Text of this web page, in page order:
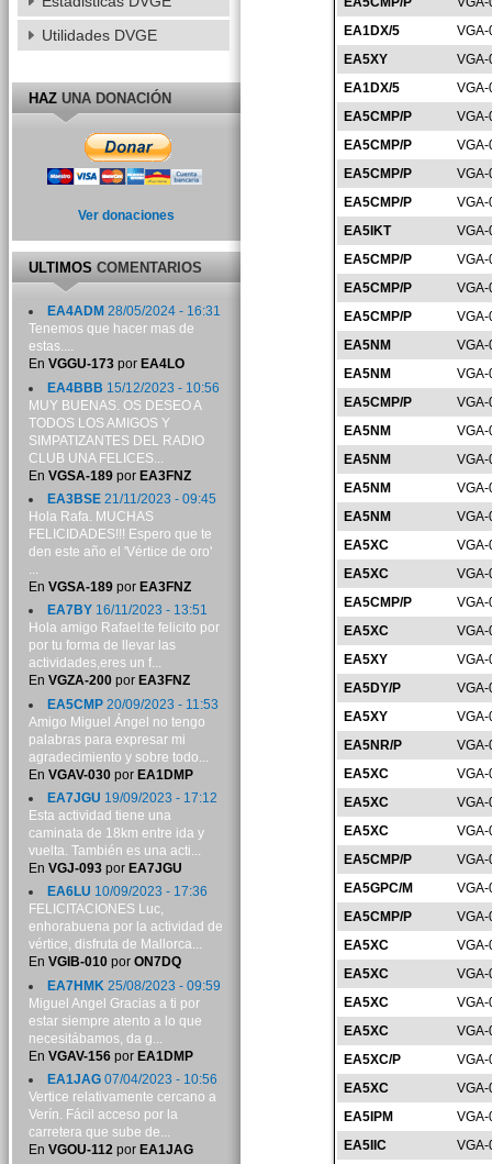
EA1DX/5
EA5XY
EA1DX/5
EA5CMP/P
EA5CMP/P
EA5CMP/P
EA5CMP/P
EA5IKT
EA5CMP/P
EA5CMP/P
EA5CMP/P
EA5NM
EA5NM
EA5CMP/P
EA5NM
EA5NM
EA5NM
EA5NM
EA5XC
EA5XC
EA5CMP/P
EA5XC
EA5XY
EA5DY/P
EA5XY
EA5NR/P
EA5XC
EA5XC
EA5XC
EA5CMP/P
EA5GPC/M
EA5CMP/P
EA5XC
EA5XC
EA5XC
EA5XC
EA5XC/P
EA5XC
EA5IPM
EA5IIC
Utilidades DVGE
HAZUNA DONACIÓN
Ver donaciones
ULTIMOSCOMENTARIOS
EA4ADM 28/05/2024 - 16:31
Tenemos que hacer mas de
estas....
En VGGU-173por EA4LO
EA4BBB 15/12/2023 - 10:56
MUY BUENAS. OS DESEO A
TODOS LOS AMIGOS Y
SIMPATIZANTES DEL RADIO
CLUB UNA FELICES...
En VGSA-189por EA3FNZ
EA3BSE21/11/2023 - 09:45
Hola Rafa. MUCHAS
FELICIDADES!!! Espero que te
den este año el 'Vértice de oro'
...
En VGSA-189por EA3FNZ
EA7BY16/11/2023 - 13:51
Hola amigo Rafael:te felicito por
por tu forma de llevar las
actividades,eres un f...
En VGZA-200por EA3FNZ
EA5CMP20/09/2023 - 11:53
Amigo Miguel Ángel no tengo
palabras para expresar mi
agradecimiento y sobre todo...
En VGAV-030por EA1DMP
EA7JGU 19/09/2023 - 17:12
Esta actividad tiene una
caminata de 18km entre ida y
vuelta. También es una acti...
En VGJ-093por EA7JGU
EA6LU 10/09/2023 - 17:36
FELICITACIONES Luc,
enhorabuena por la actividad de
vértice, disfruta de Mallorca...
En VGIB-010por ON7DQ
EA7HMK 25/08/2023 - 09:59
Miguel Angel Gracias a ti por
estar siempre atento a lo que
necesitábamos, da g...
En VGAV-156por EA1DMP
EA1JAG07/04/2023 - 10:56
Vertice relativamente cercano a
Verín. Fácil acceso por la
carretera que sube de...
En VGOU-112por EA1JAG